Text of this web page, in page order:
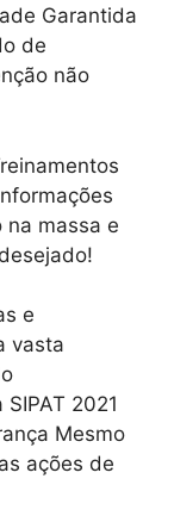
Garantida
de
não
na massa e
e
vasta
2021
Mesmo
ações de